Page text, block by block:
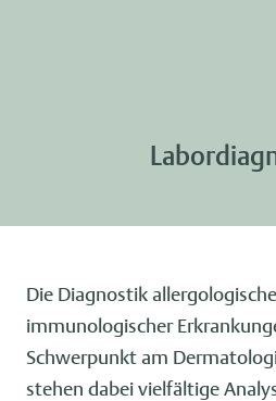
Die Diagnostik
immunologischer
Schwerpunkt am
stehen dabei vielfältige